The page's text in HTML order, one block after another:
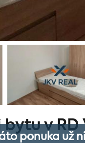
v RD
ponuka už